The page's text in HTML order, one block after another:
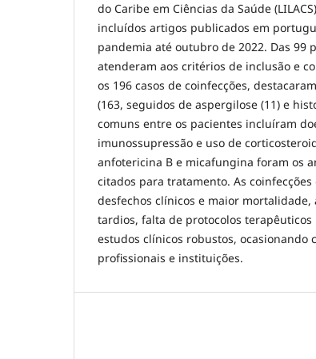
do Caribe em Ciências da Saúde
incluídos artigos publicados em
pandemia até outubro de 2022. Das 99
atenderam aos critérios de inclusão e
os 196 casos de coinfecções,
(163, seguidos de aspergilose (11) e
comuns entre os pacientes incluíram
imunossupressão e uso de
anfotericina B e micafungina foram os
citados para tratamento. As
desfechos clínicos e maior mortalidade,
tardios, falta de protocolos terapêuticos
estudos clínicos robustos, ocasionando
profissionais e instituições.